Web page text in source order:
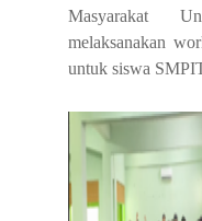
Masyarakat
melaksanakan
untuk siswa